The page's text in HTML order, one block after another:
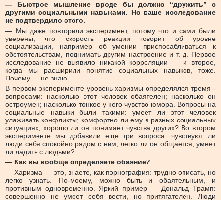
— Быстрое мышление вроде бы должно “дружить” с
другими социальными навыками. Но ваше исследование
не подтвердило этого.
— Мы даже повторили эксперимент, потому что и сами были
уверены, что скорость реакции говорит об уровне
социализации, например об умении приспосабливаться к
обстоятельствам, поднимать другим настроение и т. д. Первое
исследование не ­выявило никакой корреляции — и второе,
когда мы расширили понятие социальных навыков, тоже.
Почему — не знаю.
В первом эксперименте ­уровень харизмы определялся тремя ­
вопросами: насколько этот человек обаятелен; насколько он
остроумен; насколько тонкое у него чувство юмора. Вопросы на
социальные навыки были такими: умеет ли этот человек
улаживать конфликты; комфортно ли ему в разных социальных
ситуациях; хорошо ли он понимает чувства других? Во втором
эксперименте мы добавили еще три вопроса: чувствуют ли
люди себя спокойно рядом с ним, легко ли он общается, умеет
ли ладить с людьми?
— Как вы вообще определяете обаяние?
— Харизма — это, знаете, как порнография: трудно описать, но
легко узнать. По-моему, можно быть и обаятельным, и
противным одновременно. Яркий пример — Дональд Трамп:
совершенно не умеет себя вести, но притягателен. Люди